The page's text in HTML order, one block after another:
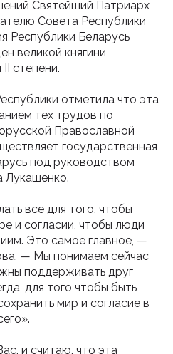
Святейший Патриарх
Совета Республики
Республики Беларусь
великой княгини
степени.
отметила что эта
тех трудов по
Православной
государственная
под руководством
Лукашенко.
все для того, чтобы
и согласии, чтобы люди
Это самое главное, —
— Мы понимаем сейчас
поддерживать друг
для того чтобы быть
мир и согласие в
и считаю, что эта